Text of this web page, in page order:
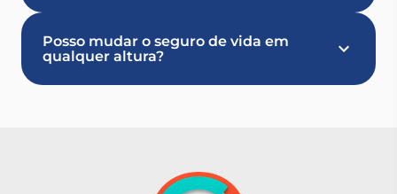
Posso mudar o seguro de vida em
qualquer altura?